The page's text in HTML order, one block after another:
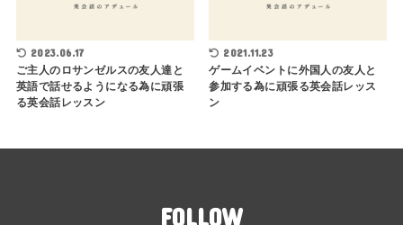
2023.06.17
ご主人のロサンゼルスの友人達と
英語で話せるようになる為に頑張
る英会話レッスン
2021.11.23
ゲームイベントに外国人の友人と
参加する為に頑張る英会話レッス
ン
FOLLOW